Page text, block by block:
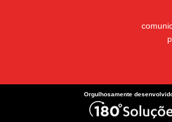
Orgulhosamente